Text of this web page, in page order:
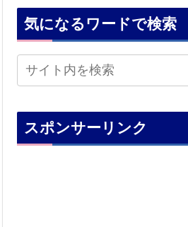
気になるワードで検索
スポンサーリンク